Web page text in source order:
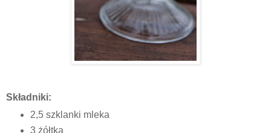
Składniki:
2,5 szklanki mleka
3 żółtka